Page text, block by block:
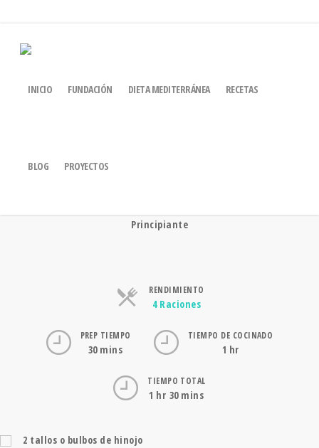
INICIO FUNDACIÓN DIETA MEDITERRÁNEA RECETAS
BLOG PROYECTOS
HINOJO ESTOFADO
Principiante
RENDIMIENTO
4 RacionesRaciones
PREP TIEMPO
30 mins
TIEMPO DE COCINADO
1 hr
TIEMPO TOTAL
1 hr 30 mins
2 tallos o bulbos de hinojo